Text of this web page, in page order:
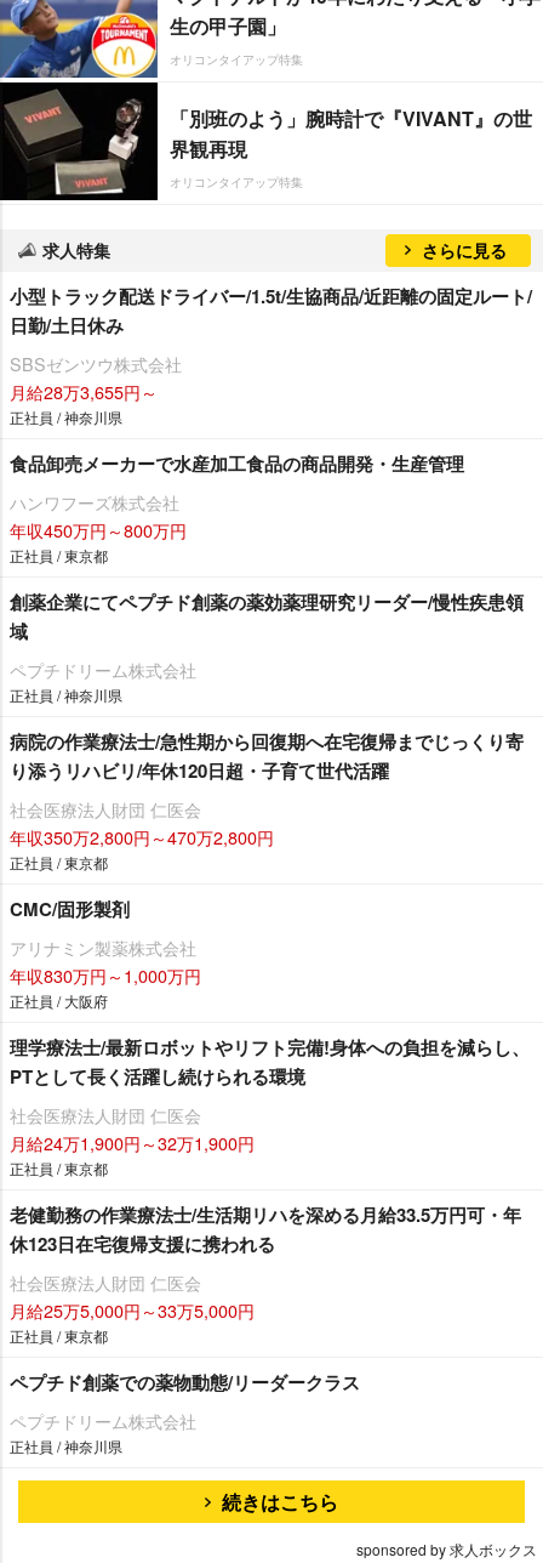
生の甲子園」
オリコンタイアップ特集
「別班のよう」腕時計で『VIVANT』の世
界観再現
オリコンタイアップ特集
求人特集 さらに見る
小型トラック配送ドライバー/1.5t/生協商品/近距離の固定ルート/
日勤/土日休み
SBSゼンツウ株式会社
月給28万3,655円～
正社員 / 神奈川県
食品卸売メーカーで水産加工食品の商品開発・生産管理
ハンワフーズ株式会社
年収450万円～800万円
正社員 / 東京都
創薬企業にてペプチド創薬の薬効薬理研究リーダー/慢性疾患領
域
ペプチドリーム株式会社
正社員 / 神奈川県
病院の作業療法士/急性期から回復期へ在宅復帰までじっくり寄
り添うリハビリ/年休120日超・子育て世代活躍
社会医療法人財団 仁医会
年収350万2,800円～470万2,800円
正社員 / 東京都
CMC/固形製剤
アリナミン製薬株式会社
年収830万円～1,000万円
正社員 / 大阪府
理学療法士/最新ロボットやリフト完備!身体への負担を減らし、
PTとして長く活躍し続けられる環境
社会医療法人財団 仁医会
月給24万1,900円～32万1,900円
正社員 / 東京都
老健勤務の作業療法士/生活期リハを深める月給33.5万円可・年
休123日在宅復帰支援に携われる
社会医療法人財団 仁医会
月給25万5,000円～33万5,000円
正社員 / 東京都
ペプチド創薬での薬物動態/リーダークラス
ペプチドリーム株式会社
正社員 / 神奈川県
続きはこちら
sponsored by 求人ボックス